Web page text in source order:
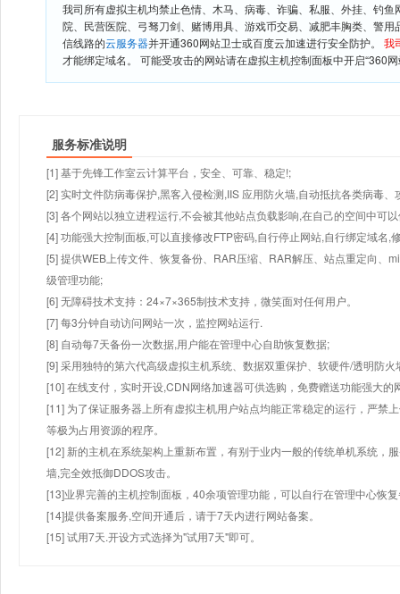
我司所有虚拟主机均禁止色情、木马、病毒、诈骗、私服、外挂、钓
院、民营医院、弓驽刀剑、赌博用具、游戏币交易、减肥丰胸类、警
信线路的云服务器并开通360网站卫士或百度云加速进行安全防护。 我
才能绑定域名。 可能受攻击的网站请在虚拟主机控制面板中开启“360
服务标准说明
[1] 基于先锋工作室云计算平台，安全、可靠、稳定!;
[2] 实时文件防病毒保护,黑客入侵检测,IIS 应用防火墙,自动抵抗各类病毒、
[3] 各个网站以独立进程运行,不会被其他站点负载影响,在自己的空间中可
[4] 功能强大控制面板,可以直接修改FTP密码,自行停止网站,自行绑定域名,
[5] 提供WEB上传文件、恢复备份、RAR压缩、RAR解压、站点重定向、
级管理功能;
[6] 无障碍技术支持：24×7×365制技术支持，微笑面对任何用户。
[7] 每3分钟自动访问网站一次，监控网站运行.
[8] 自动每7天备份一次数据,用户能在管理中心自助恢复数据;
[9] 采用独特的第六代高级虚拟主机系统、数据双重保护、软硬件/透明防火
[10] 在线支付，实时开设,CDN网络加速器可供选购，免费赠送功能强大
[11] 为了保证服务器上所有虚拟主机用户站点均能正常稳定的运行，严禁
等极为占用资源的程序。
[12] 新的主机在系统架构上重新布置，有别于业内一般的传统单机系统，
墙,完全效抵御DDOS攻击。
[13]业界完善的主机控制面板，40余项管理功能，可以自行在管理中心恢
[14]提供备案服务,空间开通后，请于7天内进行网站备案。
[15] 试用7天.开设方式选择为"试用7天"即可。